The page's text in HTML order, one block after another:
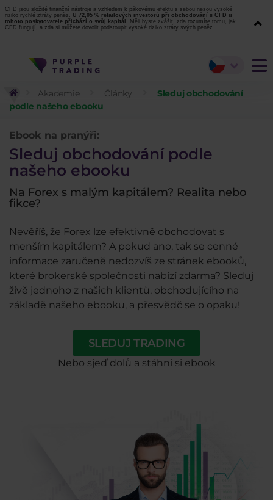
CFD jsou složité finanční nástroje a vzhledem k pákovému efektu s sebou nesou vysoké
riziko rychlé ztráty peněz. U 72,05 % retailových investorů při obchodování s CFD u
tohoto poskytovatele přichází o svůj kapitál. Měli byste zvážit, zda rozumíte tomu, jak
CFD fungují, a zda si můžete dovolit podstoupit vysoké riziko ztráty svých peněz.
Akademie Články
Sleduj obchodování
podle našeho ebooku
Ebook na pranýři:
Sleduj obchodování podle
našeho ebooku
Na Forex s malým kapitálem? Realita nebo
fikce?
Nevěříš, že Forex lze efektivně obchodovat s
menším kapitálem? A pokud ano, tak se cenné
informace zaručeně nedozvíš ze stránek ebooků,
které brokerské společnosti nabízí zdarma? Sleduj
živě jednoho z našich klientů, obchodujícího na
základě našeho ebooku, a přesvědč se o opaku!
SLEDUJ TRADING
Nebo sjeď dolů a stáhni si ebook